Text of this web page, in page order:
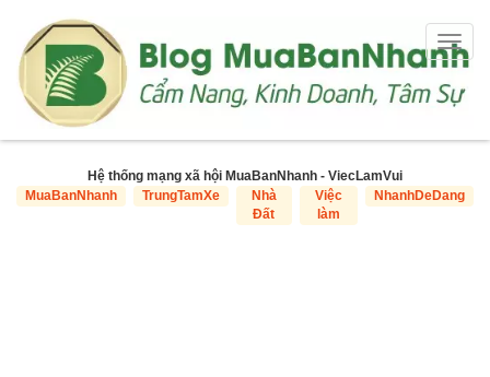
Hệ thống mạng xã hội MuaBanNhanh - ViecLamVui
MuaBanNhanh
TrungTamXe
Nhà
Đất
Việc
làm
NhanhDeDang